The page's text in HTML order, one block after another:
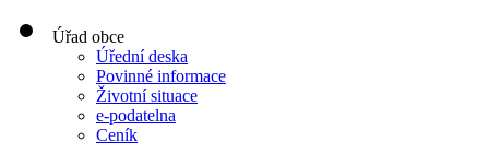
Úřad obce
Úřední deska
Povinné informace
Životní situace
e-podatelna
Ceník